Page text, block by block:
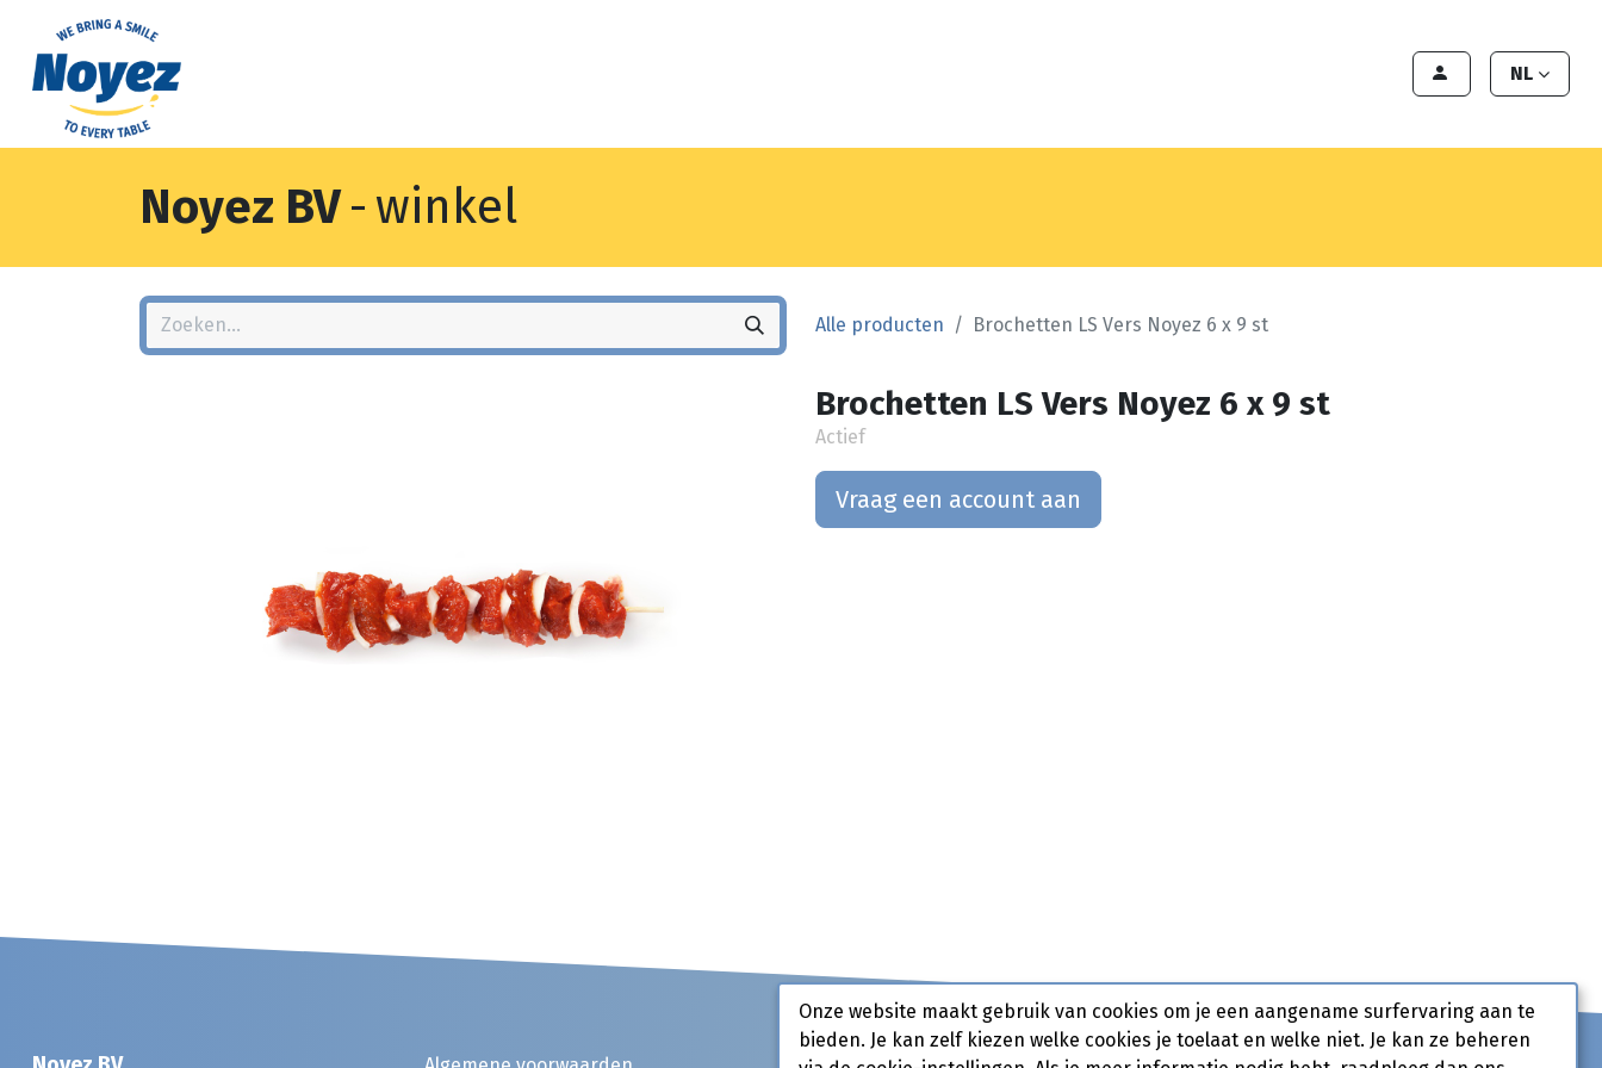
NL
Noyez BV- winkel
Alle producten Brochetten LS Vers Noyez 6 x 9 st
Brochetten LS Vers Noyez 6 x 9 st
Actief
Vraag een account aan
Onze website maakt gebruik van cookies om je een aangename surfervaring aan te
bieden. Je kan zelf kiezen welke cookies je toelaat en welke niet. Je kan ze beheren